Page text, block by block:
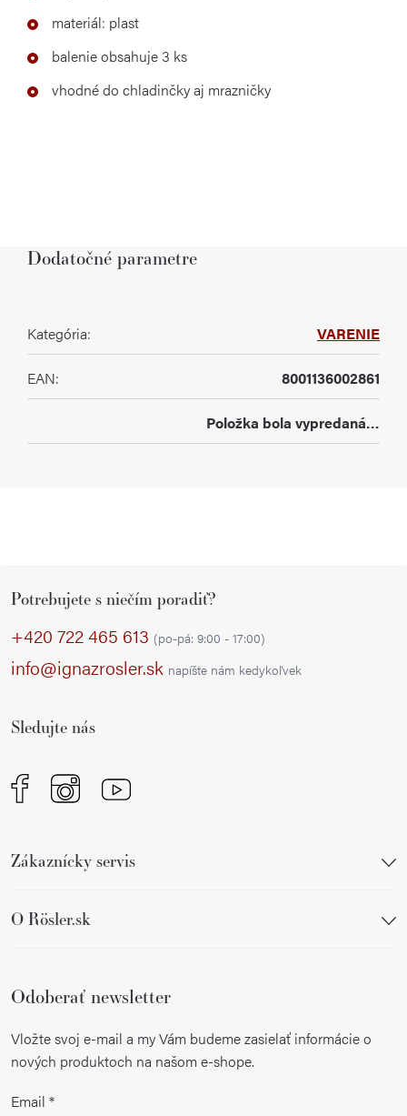
materiál: plast
balenie obsahuje 3 ks
vhodné do chladinčky aj mrazničky
Dodatočné parametre
Kategória: VARENIE
EAN: 8001136002861
Položka bola vypredaná…
Potrebujete s niečím poradiť?
+420 722 465 613 (po-pá: 9:00 - 17:00)
info@ignazrosler.sk napíšte nám kedykoľvek
Sledujte nás
Zákaznícky servis
O Rösler.sk
Odoberať newsletter
Vložte svoj e-mail a my Vám budeme zasielať informácie o
nových produktoch na našom e-shope.
Email